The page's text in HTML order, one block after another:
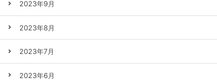
2023年9月
2023年8月
2023年7月
2023年6月